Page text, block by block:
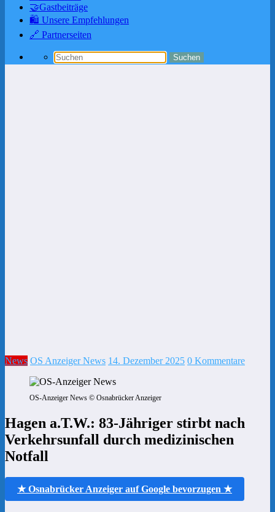
🤝Gastbeiträge
🛍️ Unsere Empfehlungen
🔗 Partnerseiten
News OS Anzeiger News 14. Dezember 2025 0 Kommentare
OS-Anzeiger News © Osnabrücker Anzeiger
Hagen a.T.W.: 83-Jähriger stirbt nach
Verkehrsunfall durch medizinischen
Notfall
★ Osnabrücker Anzeiger auf Google bevorzugen ★